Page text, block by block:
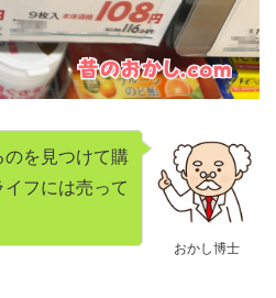
おかし博士
を見つけて購
フには売って